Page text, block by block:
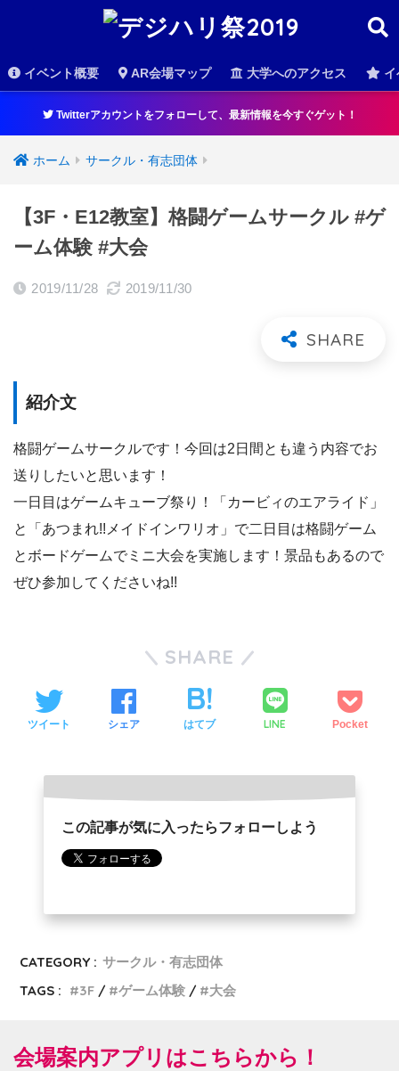
イベント概要 AR会場マップ 大学へのアクセス
Twitterアカウントをフォローして、最新情報を今すぐゲット！
ホーム サークル・有志団体
【3F・E12教室】格闘ゲームサークル #ゲ
ーム体験 #大会
2019/11/28 2019/11/30
紹介文
格闘ゲームサークルです！今回は2日間とも違う内容でお
送りしたいと思います！
一日目はゲームキューブ祭り！「カービィのエアライド」
と「あつまれ!!メイドインワリオ」で二日目は格闘ゲーム
とボードゲームでミニ大会を実施します！景品もあるので
ぜひ参加してくださいね!!
SHARE
ツイート シェア はてブ LINE Pocket
この記事が気に入ったらフォローしよう
CATEGORY : サークル・有志団体
TAGS :
3F ゲーム体験 大会
会場案内アプリはこちらから！